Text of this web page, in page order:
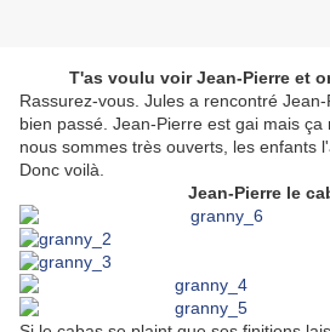
T'as voulu voir Jean-Pierre et
Rassurez-vous. Jules a rencontré
bien passé . Jean-Pierre est gai mais
nous sommes très ouverts, les enfants
Donc voilà.
Jean-Pierre le